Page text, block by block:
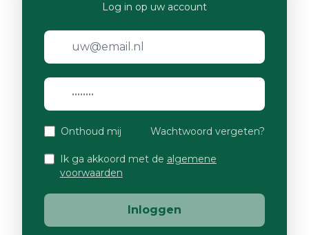
Log in op uw account
Onthoud mij Wachtwoord vergeten?
Ik ga akkoord met de algemene
voorwaarden
Inloggen